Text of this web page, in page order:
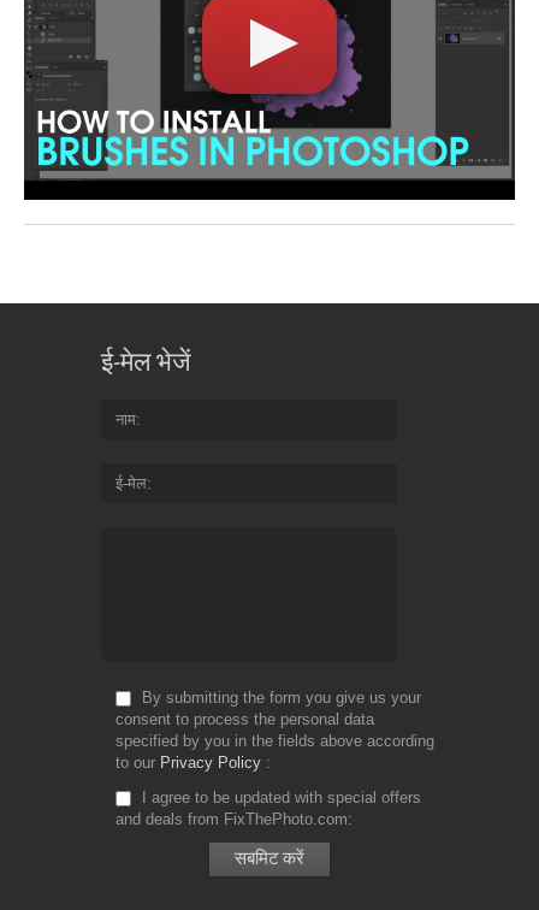
ई-मेल भेजें
नाम
ई-मेल
By submitting the form you give us your
consent to process the personal data
specified by you in the fields above according
to our Privacy Policy
I agree to be updated with special offers
and deals from FixThePhoto.com